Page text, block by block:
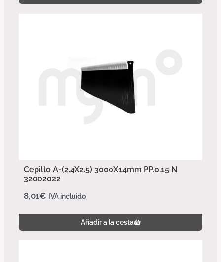
Cepillo A-(2.4X2.5) 3000X14mm PP.0.15 N
32002022
8,01€ IVA incluido
Añadir a la cesta